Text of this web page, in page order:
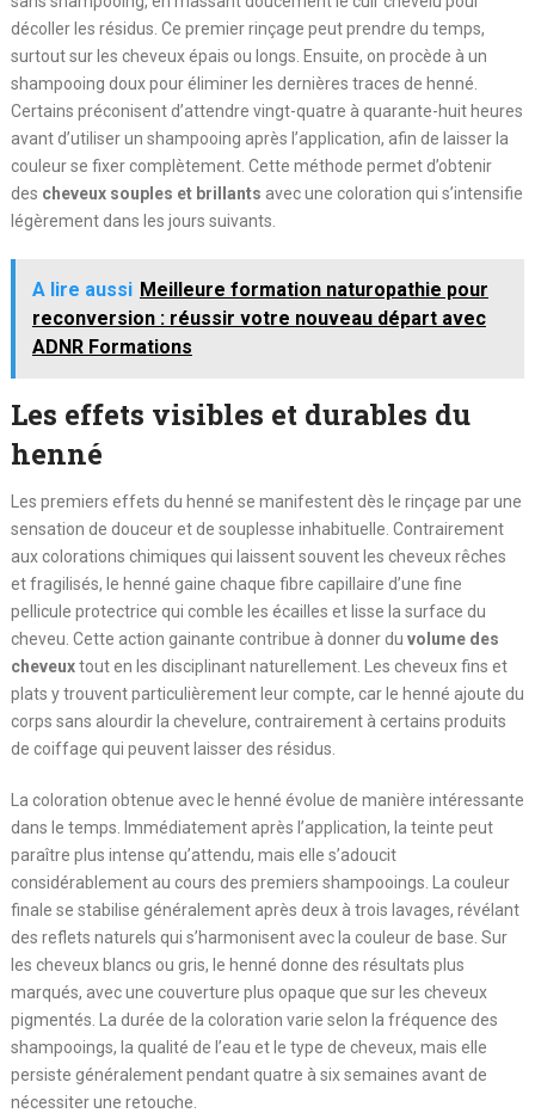
décoller les résidus. Ce premier rinçage peut prendre du temps,
surtout sur les cheveux épais ou longs. Ensuite, on procède à un
shampooing doux pour éliminer les dernières traces de henné.
Certains préconisent d’attendre vingt-quatre à quarante-huit heures
avant d’utiliser un shampooing après l’application, afin de laisser la
couleur se fixer complètement. Cette méthode permet d’obtenir
des cheveux souples et brillants avec une coloration qui s’intensifie
légèrement dans les jours suivants.
A lire aussi Meilleure formation naturopathie pour
reconversion : réussir votre nouveau départ avec
ADNR Formations
Les effets visibles et durables du
henné
Les premiers effets du henné se manifestent dès le rinçage par une
sensation de douceur et de souplesse inhabituelle. Contrairement
aux colorations chimiques qui laissent souvent les cheveux rêches
et fragilisés, le henné gaine chaque fibre capillaire d’une fine
pellicule protectrice qui comble les écailles et lisse la surface du
cheveu. Cette action gainante contribue à donner du volume des
cheveuxtout en les disciplinant naturellement. Les cheveux fins et
plats y trouvent particulièrement leur compte, car le henné ajoute du
corps sans alourdir la chevelure, contrairement à certains produits
de coiffage qui peuvent laisser des résidus.
La coloration obtenue avec le henné évolue de manière intéressante
dans le temps. Immédiatement après l’application, la teinte peut
paraître plus intense qu’attendu, mais elle s’adoucit
considérablement au cours des premiers shampooings. La couleur
finale se stabilise généralement après deux à trois lavages, révélant
des reflets naturels qui s’harmonisent avec la couleur de base. Sur
les cheveux blancs ou gris, le henné donne des résultats plus
marqués, avec une couverture plus opaque que sur les cheveux
pigmentés. La durée de la coloration varie selon la fréquence des
shampooings, la qualité de l’eau et le type de cheveux, mais elle
persiste généralement pendant quatre à six semaines avant de
nécessiter une retouche.